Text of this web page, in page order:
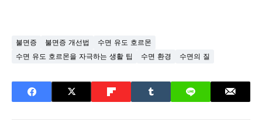
불면증 불면증 개선법
수면 유도 호르몬
수면 유도 호르몬을 자극하는 생활 팁
수면 환경 수면의 질